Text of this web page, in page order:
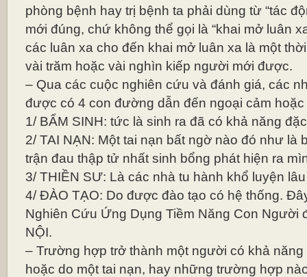
phòng bệnh hay trị bệnh ta phải dùng từ “tác
mới đúng, chứ không thể gọi là “khai mở luân
các luân xa cho đến khai mở luân xa là một
vài trăm hoặc vài nghìn kiếp người mới được.
– Qua các cuộc nghiên cứu và đánh giá, các
được có 4 con đường dẫn đến ngoại cảm hoặc
1/ BẨM SINH: tức là sinh ra đã có khả năng
2/ TAI NẠN: Một tai nạn bất ngờ nào đó như là
trận đau thập tử nhất sinh bổng phát hiện ra
3/ THIỀN SƯ: Là các nhà tu hành khổ luyện
4/ ĐÀO TẠO: Do được đào tạo có hệ thống.
Nghiên Cứu Ứng Dụng Tiềm Năng Con Người
NỘI.
– Trường hợp trở thành một người có khả năng
hoặc do một tai nạn, hay những trường hợp